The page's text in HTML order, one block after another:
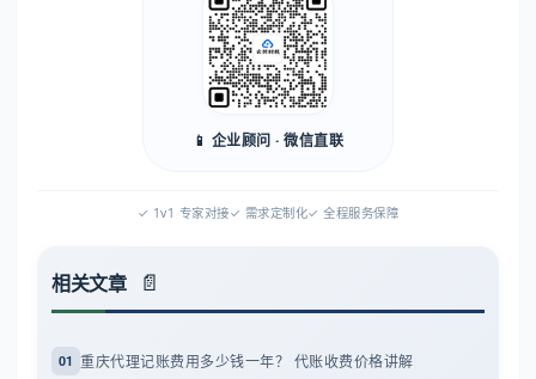
📱 企业顾问 · 微信直联
✓ 1v1 专家对接✓ 需求定制化✓ 全程服务保障
相关文章
01 重庆代理记账费用多少钱一年？ 代账收费价格讲解